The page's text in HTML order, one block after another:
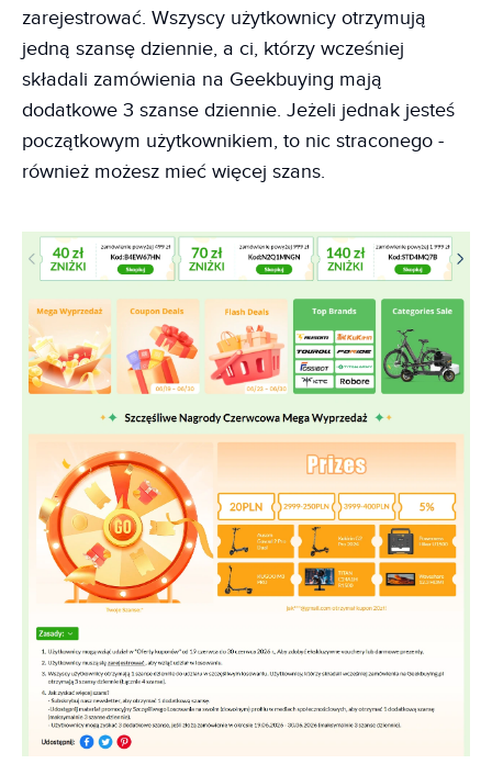
zarejestrować. Wszyscy użytkownicy otrzymują
jedną szansę dziennie, a ci, którzy wcześniej
składali zamówienia na Geekbuying mają
dodatkowe 3 szanse dziennie. Jeżeli jednak jesteś
początkowym użytkownikiem, to nic straconego -
również możesz mieć więcej szans.